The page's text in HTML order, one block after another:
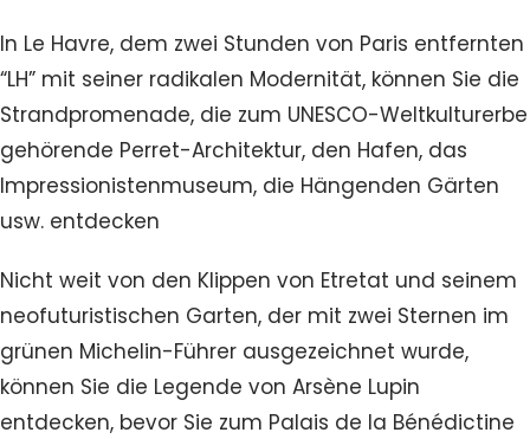
In Le Havre, dem zwei Stunden von Paris entfernten
“LH” mit seiner radikalen Modernität, können Sie die
Strandpromenade, die zum UNESCO-Weltkulturerbe
gehörende Perret-Architektur, den Hafen, das
Impressionistenmuseum, die Hängenden Gärten
usw. entdecken
Nicht weit von den Klippen von Etretat und seinem
neofuturistischen Garten, der mit zwei Sternen im
grünen Michelin-Führer ausgezeichnet wurde,
können Sie die Legende von Arsène Lupin
entdecken, bevor Sie zum Palais de la Bénédictine